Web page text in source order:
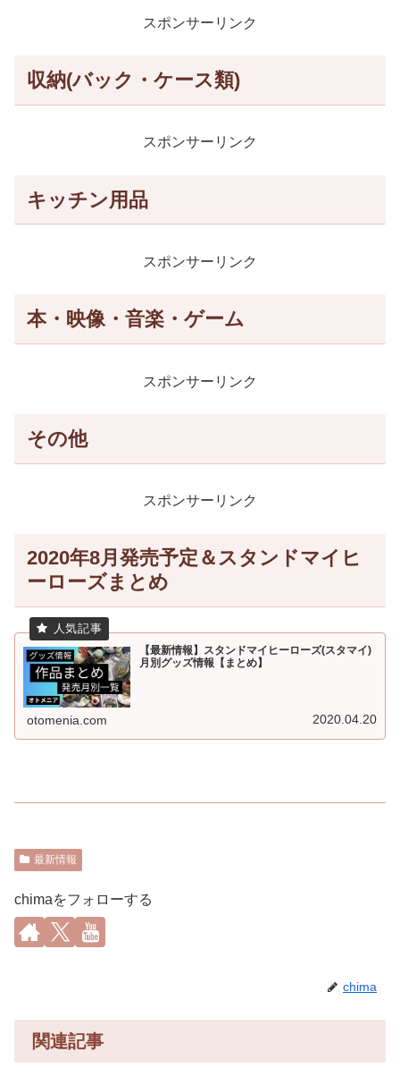
スポンサーリンク
収納(バック・ケース類)
スポンサーリンク
キッチン用品
スポンサーリンク
本・映像・音楽・ゲーム
スポンサーリンク
その他
スポンサーリンク
2020年8月発売予定＆スタンドマイヒ
ーローズまとめ
【最新情報】スタンドマイヒーローズ(スタマイ)
月別グッズ情報【まとめ】
otomenia.com 2020.04.20
最新情報
chimaをフォローする
chima
関連記事